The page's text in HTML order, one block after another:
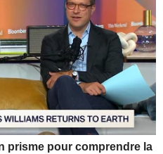
prisme pour comprendre la